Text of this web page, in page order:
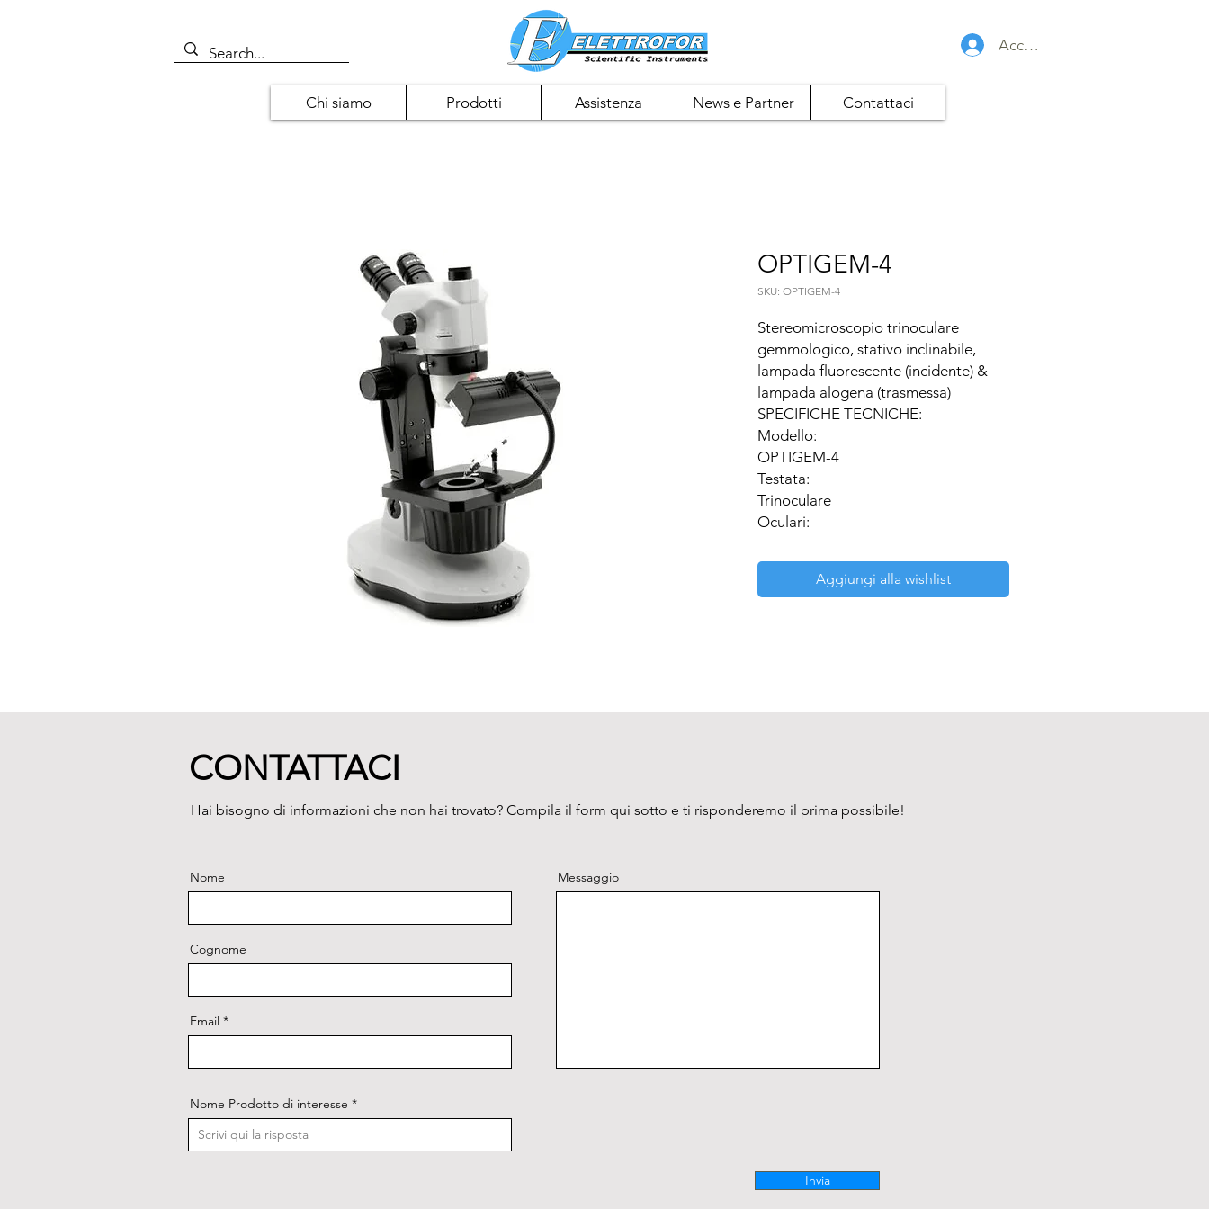
Accedi
Chi siamo Prodotti Assistenza News e Partner Contattaci
OPTIGEM-4
SKU: OPTIGEM-4
Stereomicroscopio trinoculare
gemmologico, stativo inclinabile,
lampada fluorescente (incidente) &
lampada alogena (trasmessa)
SPECIFICHE TECNICHE:
Modello:
OPTIGEM-4
Testata:
Trinoculare
Oculari:
Obiettivo:
0,67 .... 4,5x Zoom
6400K (bianco puro)
campo chiaro e in campo oscuro.
Aggiungi alla wishlist
CONTATTACI
Hai bisogno di informazioni che non hai trovato? Compila il form qui sotto e ti risponderemo il prima possibile!
Nome
Cognome
Email
Messaggio
Nome Prodotto di interesse
Invia